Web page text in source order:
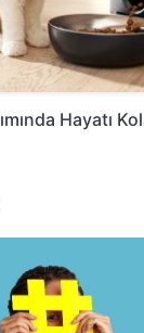
Hayatı